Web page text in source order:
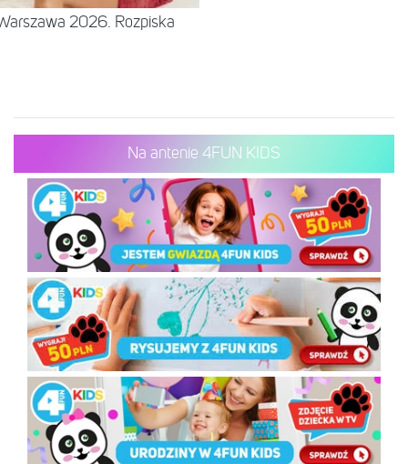
2026. Rozpiska
Na antenie 4FUN KIDS